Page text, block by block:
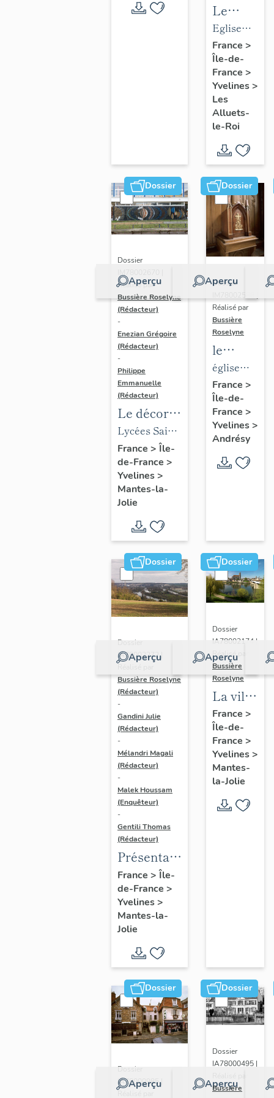
Le
mobilier
de
l'église
Saint-
Nicolas
Eglise
paroissiale
Saint-
Nicolas
France >
Île-de-
France >
Yvelines>
Les
Alluets-
le-Roi
Dossier
Aperçu
Dossier
IM78002670 |
Réalisé par
Bussière Roselyne
(Rédacteur)
-
Enezian Grégoire
(Rédacteur)
-
Philippe
Emmanuelle
(Rédacteur)
Le décor
des lycées
de Mantes
Lycées Saint-
Exupéry et
Jean Rostand
France > Île-
de-France >
Yvelines>
Mantes-la-
Jolie
Dossier
Aperçu
Dossier
Réalisé par
Bussière
Roselyne
le
mobilier
de
l'église
Saint-
Germain-
de-
Paris
église
paroissiale
Saint-
Germain
France >
Île-de-
France >
Yvelines>
Andrésy
Dossier
Aperçu
Dossier
IA78002272 |
Bussière Roselyne
(Rédacteur)
-
Gandini Julie
(Rédacteur)
-
Mélandri Magali
(Rédacteur)
-
Malek Houssam
(Enquêteur)
-
Gentili Thomas
(Rédacteur)
Présentation
de l'étude
France > Île-
de-France >
Yvelines>
Mantes-la-
Jolie
Dossier
Aperçu
Dossier
IA78002174 |
Réalisé par
Bussière
Roselyne
La ville
de
Mantes-
la-Jolie
France >
Île-de-
France >
Yvelines>
Mantes-
la-Jolie
Dossier
Aperçu
Dossier
IA78000985 |
Dossier
Aperçu
Dossier
IA78000495 |
Bussière